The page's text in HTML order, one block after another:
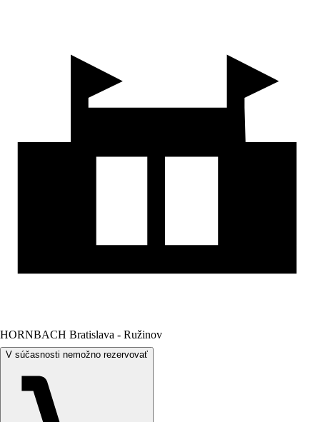
HORNBACH Bratislava - Ružinov
V súčasnosti nemožno rezervovať